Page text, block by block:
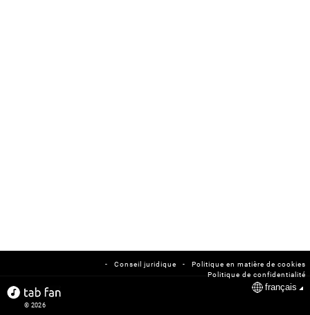
Politique en matière de cookies
-
Conseil juridique
-
Politique de confidentialité
français
© 2026